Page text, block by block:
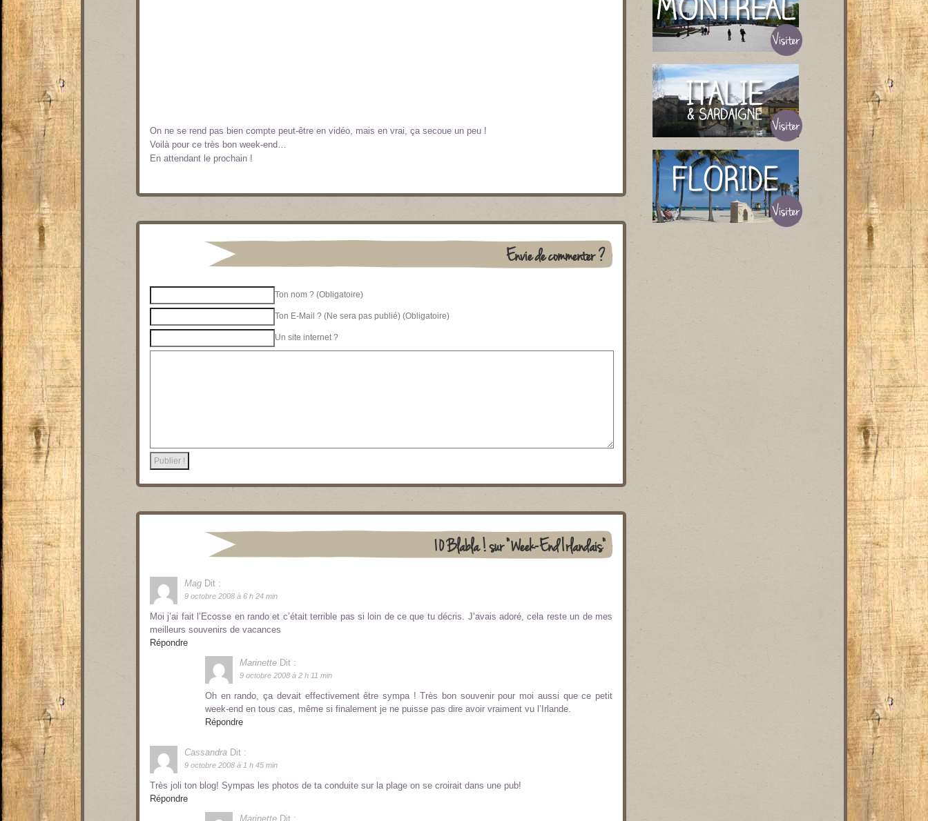
On ne se rend pas bien compte peut-être en vidéo, mais en vrai, ça secoue un peu !
Voilà pour ce très bon week-end…
En attendant le prochain !
Envie de commenter ?
Ton nom ? (Obligatoire)
Ton E-Mail ? (Ne sera pas publié) (Obligatoire)
Un site internet ?
10 Blabla ! sur "Week-End Irlandais"
Mag Dit :
9 octobre 2008 à 6 h 24 min
Moi j’ai fait l’Ecosse en rando et c’était terrible pas si loin de ce que tu décris. J’avais adoré, cela reste un de mes
meilleurs souvenirs de vacances
Répondre
Marinette Dit :
9 octobre 2008 à 2 h 11 min
Oh en rando, ça devait effectivement être sympa ! Très bon souvenir pour moi aussi que ce petit
week-end en tous cas, même si finalement je ne puisse pas dire avoir vraiment vu l’Irlande.
Répondre
Cassandra Dit :
9 octobre 2008 à 1 h 45 min
Très joli ton blog! Sympas les photos de ta conduite sur la plage on se croirait dans une pub!
Répondre
Marinette Dit :